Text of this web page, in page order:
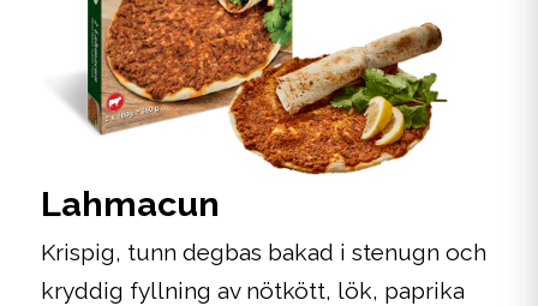
Lahmacun
Krispig, tunn degbas bakad i stenugn och
kryddig fyllning av nötkött, lök, paprika